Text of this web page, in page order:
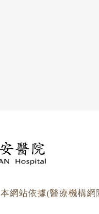
本網站依據(醫療機構